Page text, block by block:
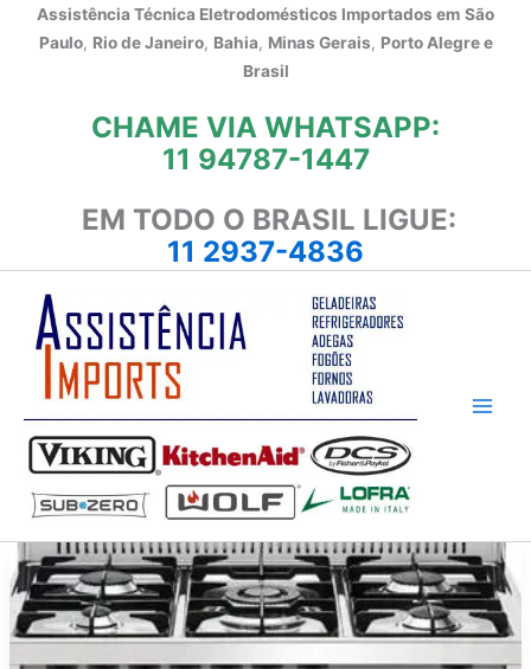
Assistência Técnica Eletrodomésticos Importados em São
Paulo, Rio de Janeiro, Bahia, Minas Gerais, Porto Alegre e
Brasil
CHAME VIA WHATSAPP:
11 94787-1447
EM TODO O BRASIL LIGUE:
11 2937-4836